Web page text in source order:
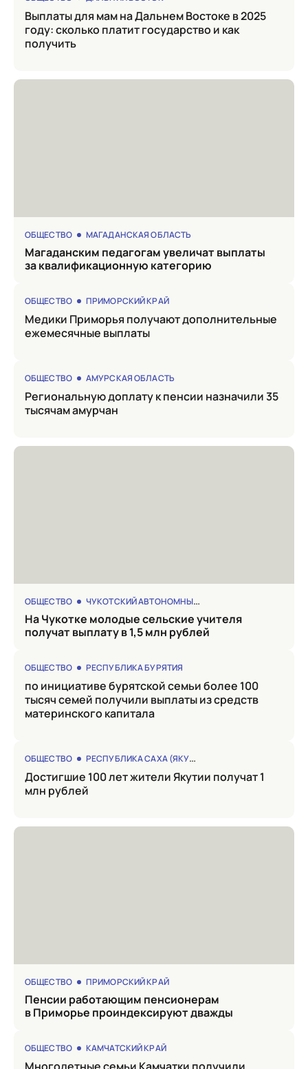
Выплаты для мам на Дальнем Востоке в 2025
году: сколько платит государство и как
получить
ОБЩЕСТВО МАГАДАНСКАЯ ОБЛАСТЬ
Магаданским педагогам увеличат выплаты
за квалификационную категорию
ОБЩЕСТВО ПРИМОРСКИЙ КРАЙ
Медики Приморья получают дополнительные
ежемесячные выплаты
ОБЩЕСТВО АМУРСКАЯ ОБЛАСТЬ
Региональную доплату к пенсии назначили 35
тысячам амурчан
ОБЩЕСТВО ЧУКОТСКИЙ АВТОНОМНЫЙ ОКРУГ
на Чукотке молодые сельские учителя
получат выплату в 1,5 млн рублей
ОБЩЕСТВО РЕСПУБЛИКА БУРЯТИЯ
по инициативе бурятской семьи более 100
тысяч семей получили выплаты из средств
материнского капитала
ОБЩЕСТВО РЕСПУБЛИКА САХА (ЯКУТИЯ)
Достигшие 100 лет жители Якутии получат 1
млн рублей
ОБЩЕСТВО ПРИМОРСКИЙ КРАЙ
Пенсии работающим пенсионерам
в Приморье проиндексируют дважды
ОБЩЕСТВО КАМЧАТСКИЙ КРАЙ